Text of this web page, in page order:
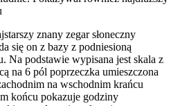
znany zegar słoneczny
się on z bazy z podniesioną
Na podstawie wypisana jest skala z
na 6 pól poprzeczka umieszczona
na wschodnim krańcu
końcu pokazuje godziny